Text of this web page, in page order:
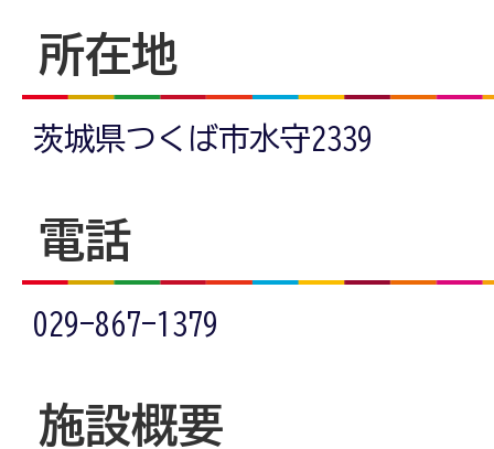
所在地
茨城県つくば市水守2339
電話
029-867-1379
施設概要